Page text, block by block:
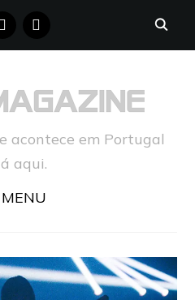
TUMBLR
acontece em Portugal
aqui.
MENU